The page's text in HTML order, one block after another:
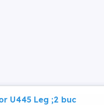
U445 Leg ;2 buc